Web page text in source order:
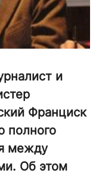
и
Франциск
полного
между
Об этом